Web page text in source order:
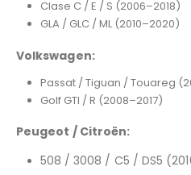
Clase C / E / S (2006–2018)
GLA / GLC / ML (2010–2020)
Volkswagen:
Passat / Tiguan / Touareg
Golf GTI / R (2008–2017)
Peugeot / Citroën:
508 / 3008 / C5 / DS5